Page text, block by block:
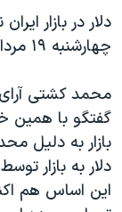
جهش
به
ورزشی
گزیده‌ها
ویدیوها
فرهنگ و زندگی
حقوق شهروندی
جام جهانی ۲۰۲۶
عملیات خشم
بایگانی
مستندها
انتخابات ریاست
فرکانس‌های
پخش رادیویی
یادگیری زبان
دنبال کنید
دلار در بازار
چهارشنبه ۱۹ مرداد ماه، این موضوع را منتشر کرد.
محمد کشتی
گفتگو با همین
بازار به دلیل
دلار به بازار